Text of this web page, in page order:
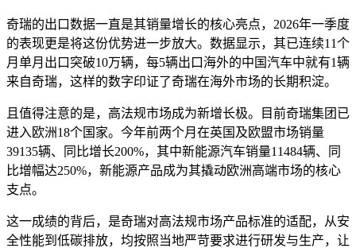
奇瑞的出口数据一直是其销量增长的核心亮点，2026年一季度
的表现更是将这份优势进一步放大。数据显示，其已连续11个
月单月出口突破10万辆，每5辆出口海外的中国汽车中就有1辆
来自奇瑞，这样的数字印证了奇瑞在海外市场的长期积淀。
且值得注意的是，高法规市场成为新增长极。目前奇瑞集团已
进入欧洲18个国家。今年前两个月在英国及欧盟市场销量
39135辆、同比增长200%，其中新能源汽车销量11484辆、同
比增幅达250%，新能源产品成为其撬动欧洲高端市场的核心
支点。
这一成绩的背后，是奇瑞对高法规市场产品标准的适配，从安
全性能到低碳排放，均按照当地严苛要求进行研发与生产，让